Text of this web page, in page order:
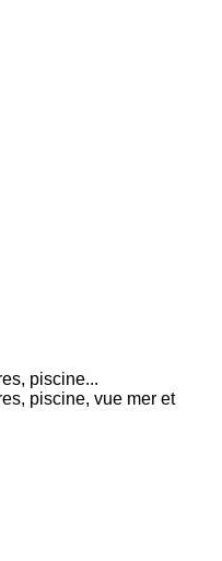
piscine...
piscine, vue mer et